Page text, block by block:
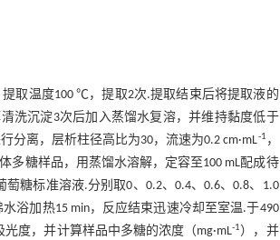
提取温度100 ℃，提取2次.提取结束后将提取液的
洗沉淀3次后加入蒸馏水复溶，并维持黏度低于
分离，层析柱径高比为30，流速为0.2 cm·mL-1 ，
多糖样品，用蒸馏水溶解，定容至100 mL配成待
萄糖标准溶液.分别取0、0.2、0.4、0.6、0.8、1.0
浴加热15 min，反应结束迅速冷却至室温.于490
度，并计算样品中多糖的浓度（mg·mL-1），并